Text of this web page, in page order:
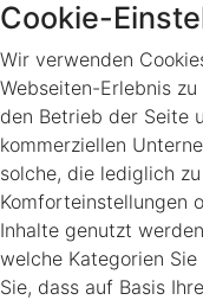
Cookie-
Wir verwenden
Webseiten-Erlebnis
den Betrieb der Seite
kommerziellen
solche, die lediglich
Komforteinstellungen
Inhalte genutzt
welche Kategorien
Sie, dass auf Basis